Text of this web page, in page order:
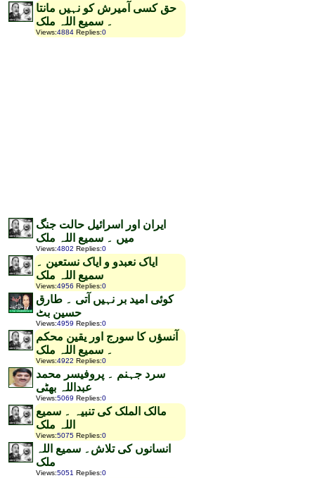
حق کسی آمیرش کو نہیں مانتا
۔ سمیع اللہ ملک
Views:4884 Replies:0
ایران اور اسرائیل حالت جنگ
میں ۔ سمیع اللہ ملک
Views:4802 Replies:0
ایاک نعبدو و ایاک نستعین ۔
سمیع اللہ ملک
Views:4956 Replies:0
کوئی امید بر نہیں آتی ۔ طارق
حسین بٹ
Views:4959 Replies:0
آنسؤں کا سورج اور یقین محکم
۔ سمیع اللہ ملک
Views:4922 Replies:0
سرد جہنم ۔ پروفیسر محمد
عبداللہ بھٹی
Views:5069 Replies:0
مالک الملک کی تنبیہ ۔ سمیع
اللہ ملک
Views:5075 Replies:0
انسانوں کی تلاش۔ سمیع اللہ
ملک
Views:5051 Replies:0